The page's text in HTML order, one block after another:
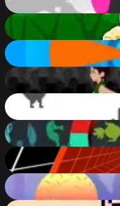
82
Subway Runner
72
Helix Roll
60
Olympic Javelin Throw
51
%
T-Rex Dino game
85
Helix Down
54 %
Endless Tunnel
75%
Endless Jump
73